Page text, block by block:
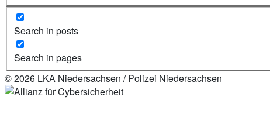
Search in posts
Search in pages
© 2026 LKA Niedersachsen / Polizei Niedersachsen